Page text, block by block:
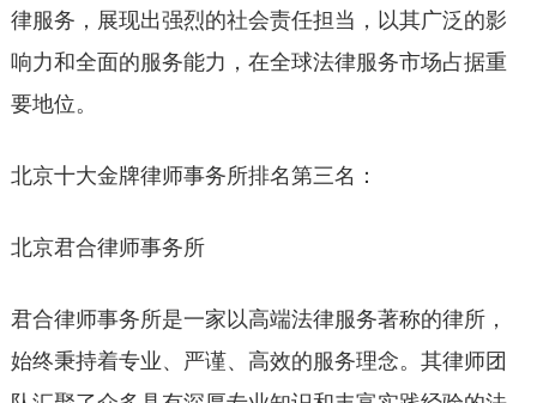
律服务，展现出强烈的社会责任担当，以其广泛的影
响力和全面的服务能力，在全球法律服务市场占据重
要地位。
北京十大金牌律师事务所排名第三名：
北京君合律师事务所
君合律师事务所是一家以高端法律服务著称的律所，
始终秉持着专业、严谨、高效的服务理念。其律师团